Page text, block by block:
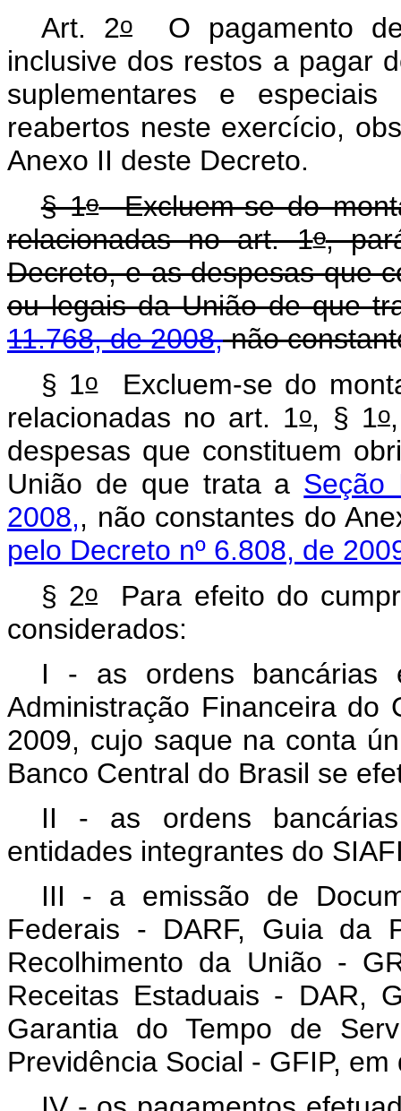
Art. 2oO pagamento de
inclusive dos restos a pagar
suplementares e
reabertos neste exercício,
Anexo II deste Decreto.
§ 1oExcluem-se do
relacionadas no art. 1o,
Decreto, e as despesas que
ou legais da União de que
11.768, de 2008,não
§ 1oExcluem-se do
relacionadas no art. 1o, § 1o
despesas que constituem
União de que trata a
2008,, não constantes do
pelo Decreto nº 6.808, de
§ 2oPara efeito do
considerados:
I - as ordens bancárias
Administração Financeira
2009, cujo saque na conta
Banco Central do Brasil se
II - as ordens
entidades integrantes do
III - a emissão de
Federais - DARF, Guia da
Recolhimento da União -
Receitas Estaduais - DAR,
Garantia do Tempo de
Previdência Social - GFIP,